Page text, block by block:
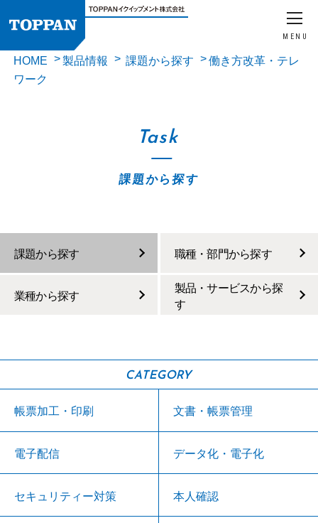
MENU
HOME 製品情報 課題から探す
働き方改革・テレ
ワーク
Task
課題から探す
課題から探す 職種・部門から探す
業種から探す
製品・サービスから探
す
CATEGORY
帳票加工・印刷 文書・帳票管理
電子配信 データ化・電子化
セキュリティー対策 本人確認